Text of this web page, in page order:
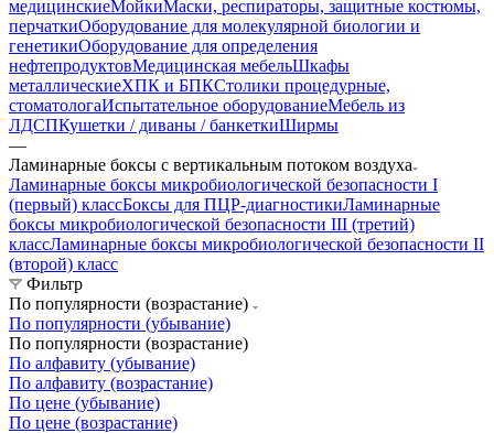
медицинскиеМойкиМаски, респираторы, защитные костюмы,
перчаткиОборудование для молекулярной биологии и
генетикиОборудование для определения
нефтепродуктовМедицинская мебельШкафы
металлическиеХПК и БПКСтолики процедурные,
стоматологаИспытательное оборудованиеМебель из
ЛДСПКушетки / диваны / банкеткиШирмы
—
Ламинарные боксы с вертикальным потоком воздуха
Ламинарные боксы микробиологической безопасности I
(первый) классБоксы для ПЦР-диагностикиЛаминарные
боксы микробиологической безопасности III (третий)
классЛаминарные боксы микробиологической безопасности II
(второй) класс
Фильтр
По популярности (возрастание)
По популярности (убывание)
По популярности (возрастание)
По алфавиту (убывание)
По алфавиту (возрастание)
По цене (убывание)
По цене (возрастание)